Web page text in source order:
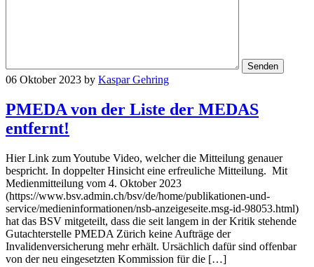
06 Oktober 2023 by Kaspar Gehring
PMEDA von der Liste der MEDAS
entfernt!
Hier Link zum Youtube Video, welcher die Mitteilung genauer
bespricht. In doppelter Hinsicht eine erfreuliche Mitteilung. Mit
Medienmitteilung vom 4. Oktober 2023
(https://www.bsv.admin.ch/bsv/de/home/publikationen-und-
service/medieninformationen/nsb-anzeigeseite.msg-id-98053.html)
hat das BSV mitgeteilt, dass die seit langem in der Kritik stehende
Gutachterstelle PMEDA Zürich keine Aufträge der
Invalidenversicherung mehr erhält. Ursächlich dafür sind offenbar
von der neu eingesetzten Kommission für die […]